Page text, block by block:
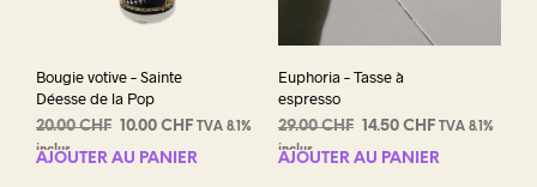
Bougie votive – Sainte
Déesse de la Pop
20.00CHF Le
prix
10.00 CHFLe
prix
TVA 8.1%
inclus
AJOUTER AU PANIER
Euphoria – Tasse à
espresso
29.00CHF Le
prix
14.50 CHFLe
prix
TVA 8.1%
inclus
AJOUTER AU PANIER